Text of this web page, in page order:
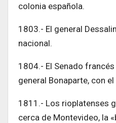
colonia española.
1803.- El general
nacional.
1804.- El Senado
general Bonaparte, con
1811.- Los rioplatenses
cerca de Montevideo, la